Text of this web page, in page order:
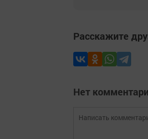
Расскажите
Нет